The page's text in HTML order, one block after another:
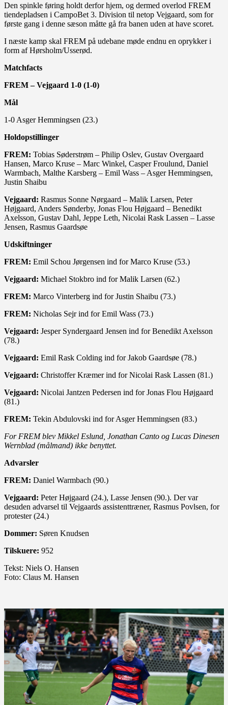
Den spinkle føring holdt derfor hjem, og dermed overlod FREM
tiendepladsen i CampoBet 3. Division til netop Vejgaard, som for
første gang i denne sæson måtte gå fra banen uden at have scoret.
I næste kamp skal FREM på udebane møde endnu en oprykker i
form af Hørsholm/Usserød.
Matchfacts
FREM – Vejgaard 1-0 (1-0)
Mål
1-0 Asger Hemmingsen (23.)
Holdopstillinger
FREM: Tobias Søderstrøm – Philip Oslev, Gustav Overgaard
Hansen, Marco Kruse – Marc Winkel, Casper Froulund, Daniel
Warmbach, Malthe Karsberg – Emil Wass – Asger Hemmingsen,
Justin Shaibu
Vejgaard: Rasmus Sonne Nørgaard – Malik Larsen, Peter
Højgaard, Anders Sønderby, Jonas Flou Højgaard – Benedikt
Axelsson, Gustav Dahl, Jeppe Leth, Nicolai Rask Lassen – Lasse
Jensen, Rasmus Gaardsøe
Udskiftninger
FREM: Emil Schou Jørgensen ind for Marco Kruse (53.)
Vejgaard: Michael Stokbro ind for Malik Larsen (62.)
FREM: Marco Vinterberg ind for Justin Shaibu (73.)
FREM: Nicholas Sejr ind for Emil Wass (73.)
Vejgaard: Jesper Syndergaard Jensen ind for Benedikt Axelsson
(78.)
Vejgaard: Emil Rask Colding ind for Jakob Gaardsøe (78.)
Vejgaard: Christoffer Kræmer ind for Nicolai Rask Lassen (81.)
Vejgaard: Nicolai Jantzen Pedersen ind for Jonas Flou Højgaard
(81.)
FREM: Tekin Abdulovski ind for Asger Hemmingsen (83.)
For FREM blev Mikkel Eslund, Jonathan Canto og Lucas Dinesen
Wernblad (målmand) ikke benyttet.
Advarsler
FREM: Daniel Warmbach (90.)
Vejgaard: Peter Højgaard (24.), Lasse Jensen (90.). Der var
desuden advarsel til Vejgaards assistenttræner, Rasmus Povlsen, for
protester (24.)
Dommer: Søren Knudsen
Tilskuere: 952
Tekst: Niels O. Hansen
Foto: Claus M. Hansen